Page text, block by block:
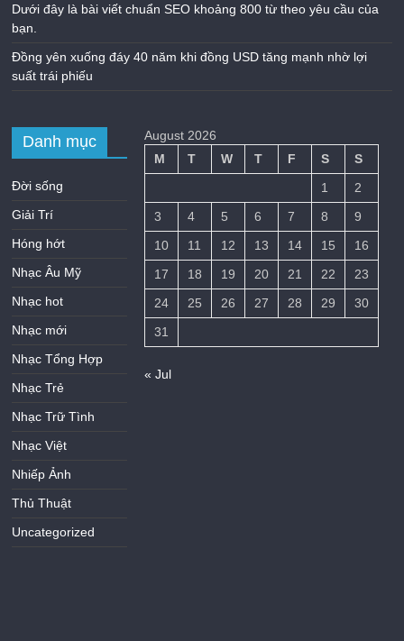
Dưới đây là bài viết chuẩn SEO khoảng 800 từ theo yêu cầu của
bạn.
Đồng yên xuống đáy 40 năm khi đồng USD tăng mạnh nhờ lợi
suất trái phiếu
Danh mục
Đời sống
Giải Trí
Hóng hớt
Nhạc Âu Mỹ
Nhạc hot
Nhạc mới
Nhạc Tổng Hợp
Nhạc Trẻ
Nhạc Trữ Tình
Nhạc Việt
Nhiếp Ảnh
Thủ Thuật
Uncategorized
August 2026
M
T W T F S
S
1
2
3
4 5 6 7 8
9
10
11 12 13 14 15
16
17
18 19 20 21 22
23
24
25 26 27 28 29
30
31
« Jul